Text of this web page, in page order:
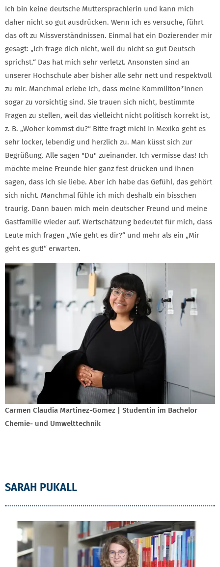
Ich bin keine deutsche Muttersprachlerin und kann mich
daher nicht so gut ausdrücken. Wenn ich es versuche, führt
das oft zu Missverständnissen. Einmal hat ein Dozierender mir
gesagt: „Ich frage dich nicht, weil du nicht so gut Deutsch
sprichst.“ Das hat mich sehr verletzt. Ansonsten sind an
unserer Hochschule aber bisher alle sehr nett und respektvoll
zu mir. Manchmal erlebe ich, dass meine Kommiliton*innen
sogar zu vorsichtig sind. Sie trauen sich nicht, bestimmte
Fragen zu stellen, weil das vielleicht nicht politisch korrekt ist,
z. B. „Woher kommst du?“ Bitte fragt mich! In Mexiko geht es
sehr locker, lebendig und herzlich zu. Man küsst sich zur
Begrüßung. Alle sagen "Du" zueinander. Ich vermisse das! Ich
möchte meine Freunde hier ganz fest drücken und ihnen
sagen, dass ich sie liebe. Aber ich habe das Gefühl, das gehört
sich nicht. Manchmal fühle ich mich deshalb ein bisschen
traurig. Dann bauen mich mein deutscher Freund und meine
Gastfamilie wieder auf. Wertschätzung bedeutet für mich, dass
Leute mich fragen „Wie geht es dir?“ und mehr als ein „Mir
geht es gut!“ erwarten.
Carmen Claudia Martinez-Gomez | Studentin im Bachelor
Chemie- und Umwelttechnik
SARAH PUKALL